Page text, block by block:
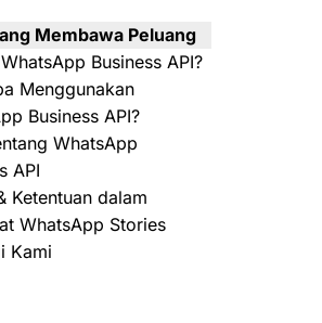
Membawa Peluang
Business API?
Menggunakan
Business API?
WhatsApp
API
Ketentuan dalam
WhatsApp Stories
Kami